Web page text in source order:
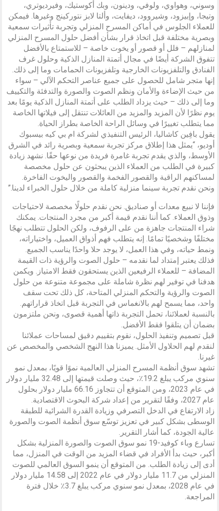
وسوني، وهواوي، ولوفي، ودينون، وبك أكوستيك، وفيرديوتري،
وتيجا، وإبيزود، وشيروود، ديفايت، وألتا لابز نتوركينج وغيرها. فيمكن
للعملاء الجلوس في أماكن المسرح المنزلي وتجربة تأثيرات سمعية
وبصرية مختلفة قبل اتخاذ قرار بشأن أفضل حلول المسرح المنزلي
لمنازلهم – فلل أو قصور أو يخوت خاصة – للاستمتاع بالأفضل
تتفوق الشركة أيضًا في مجال أتمتة المنازل الذكية وحلول غرف
الفنادق والتلفزيونات الخارجية وتلفزيونات الحمامات وما إلى ذلك.
إنها متجر شامل للحصول على جميع عناصر التحكم الآلي – سواء
من حيث الإضاءة والأمان ونظم الصوت والصورة والتدفئة والتكييف
وما إلى ذلك – حيث يزداد الطلب على أتمتة المنازل الذكية يومًا بعد
يوم نظرًا لأن المزيد والمزيد من العائلات تنتقل إلى فيلاتها الخاصة
مما يتطلب تغييرًا في وسائل الراحة الخاصة بطراز الحياة.
يقول بافِين كاشاليا، الرئيس التنفيذي لشركة ام بي كيه بيسبوك
أوديو، “يمثل هذا إطلاق مركز تجربة سمعية وبصرية رائد في الشرق
الأوسط، والذي يقدم تجربة غامرة فريدة من نوعها حقًا. نشهد زيادة
كبيرة في الطلب من العملاء الذين يبحثون عن حلول مخصصة
لمساكنهم الراقية والقصور الفخمة والقصور واليخوت الفاخرة.
ونحن نقدم تجربة سينما منزلية كاملة من خلال حلول الخبراء لدينا.”
فإننا لا نبيع معدات أو صناديق. نحن نقدم حلولًا مخصصة لاحتياجات
وذوق العملاء. كما أننا نقدم قيمة أكبر من مجرد المنتجات. يمكنك
شراء المنتجات جاهزة من على الرفوف، ولكن الحلول تتطلب نهجًا
مختلفًا وشخصيًا تمامًا. إنه يتطلب فهم أذواق العميل، واختياراته،
ونمط حياته، وفي هذا العمل، لا يوجد حلا واحدًا يناسب الجميع.
فذلك يعتبر إمتداد لما نقدمه – حلول الصوت والرؤية ذات القيمة
المضافة – للعملاء الرفيعين الذين يستحقون فقط الامتياز. ويكمن
هدفنا في توفير لهم نظرة شاملة على مجموعة متنوعة من حلول
الصوت والرؤية والتحكم المنزلي المتاحة، كل ذلك تحت سقف
واحد، مما يسمح لهم بالانغماس في التجربة قبل اتخاذ قراراتهم.
بالنسبة لعملائنا، تحمل التجربة ذاتها أهمية قصوى، ونحن ملتزمون
بضمان أن يتلقوا فقط الأفضل.
قبل تصميم وتنفيذ الحلول، نقوم بتقييم دقيق لمساحات عملائنا
لنقدم لهم الحلاول الأمثل. يميزنا هذا النهج الشخصي والمخصص عن
غيرنا.
تشهد سوق أنظمة المسرح المنزلي العالمية نموًا قويًا، بمعدل نمو
سنوي مركب يبلغ 19.2٪، حيث وصلت قيمتها إلى 32.48 مليار دولار
في عام 2023، ومن المتوقع أن تتجاوز 66.16 مليار دولار بحلول
عام 2027، وفقًا لتقرير من إعداد شركة البحوث الاقتصادية.
زاد الارتفاع في الدخل التصرفي وزيادة القدرة الشرائية للطبقة
الوسطى بشكل كبير في تعزيز توسّع سوق أنظمة الصوت والصورة
عالية الجودة، كما أشار التقرير.
تسارع وباء كوفيد-19 نمو سوق الصوت والصورة المنزلية بشكل
أكبر، حيث بدأ الأفراد في قضاء المزيد من الوقت في المنزل، مما
أدى إلى زيادة الطلب. من المتوقع أن ينمو السوق العالمي للصوت
المنزلي من 11.7 مليار دولار في عام 2022 إلى 14.58 مليار دولار
في عام 2028، بمعدل نمو سنوي مركب يبلغ 3.7٪ خلال فترة
المراجعة.